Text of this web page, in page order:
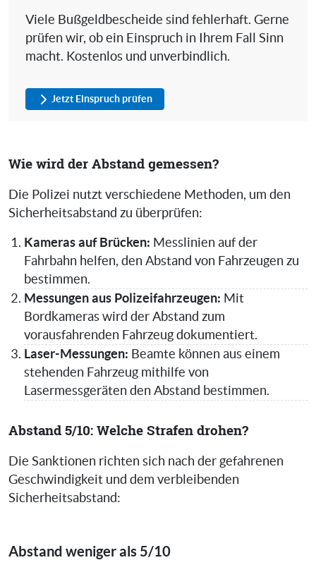
Viele Bußgeldbescheide sind fehlerhaft. Gerne
prüfen wir, ob ein Einspruch in Ihrem Fall Sinn
macht. Kostenlos und unverbindlich.
Jetzt Einspruch prüfen
Wie wird der Abstand gemessen?
Die Polizei nutzt verschiedene Methoden, um den
Sicherheitsabstand zu überprüfen:
Kameras auf Brücken: Messlinien auf der
Fahrbahn helfen, den Abstand von Fahrzeugen zu
bestimmen.
Messungen aus Polizeifahrzeugen: Mit
Bordkameras wird der Abstand zum
vorausfahrenden Fahrzeug dokumentiert.
Laser-Messungen: Beamte können aus einem
stehenden Fahrzeug mithilfe von
Lasermessgeräten den Abstand bestimmen.
Abstand 5/10: Welche Strafen drohen?
Die Sanktionen richten sich nach der gefahrenen
Geschwindigkeit und dem verbleibenden
Sicherheitsabstand:
Abstand weniger als 5/10